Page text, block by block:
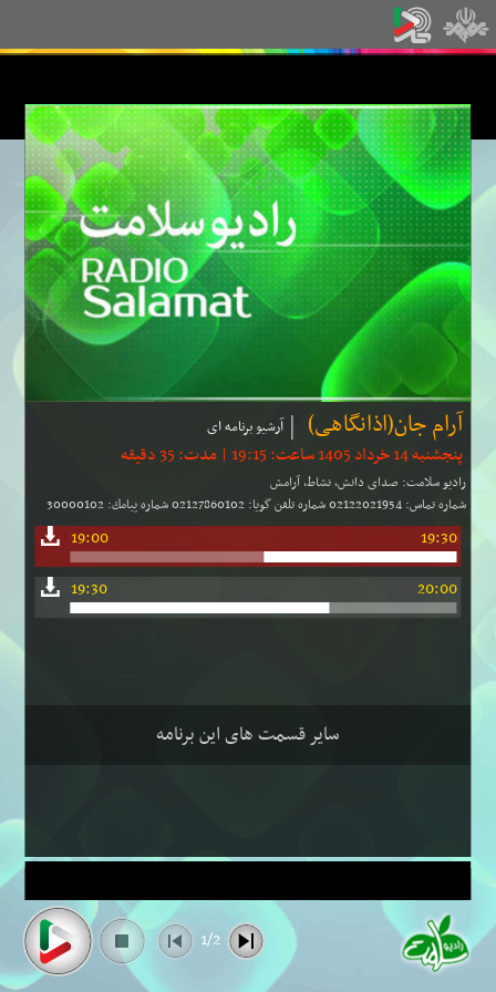
آرام جان(اذانگاهی) آرشیو برنامه ای
پنجشنبه 14 خرداد 1405 ساعت: 19:15 | مدت: 35 دقیقه
رادیو سلامت: صدای دانش، نشاط، آرامش
شماره تماس: 02122021954 شماره تلفن گویا: 02127860102 شماره پیامك: 30000102
19:00
19:30
19:30
20:00
سایر قسمت های این برنامه
1/2